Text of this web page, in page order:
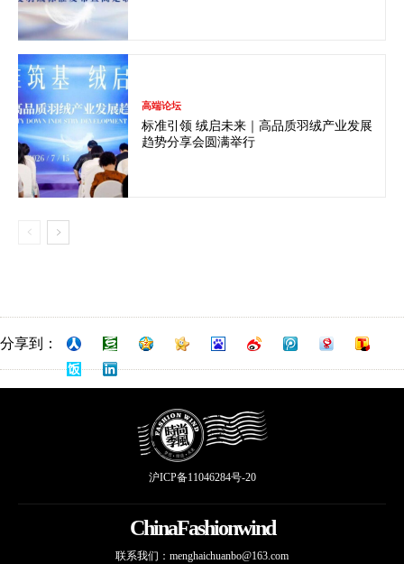
高端论坛
标准引领 绒启未来｜高品质羽绒产业发展
趋势分享会圆满举行
分享到：
沪ICP备11046284号-20
ChinaFashionwind
联系我们： menghaichuanbo@163.com